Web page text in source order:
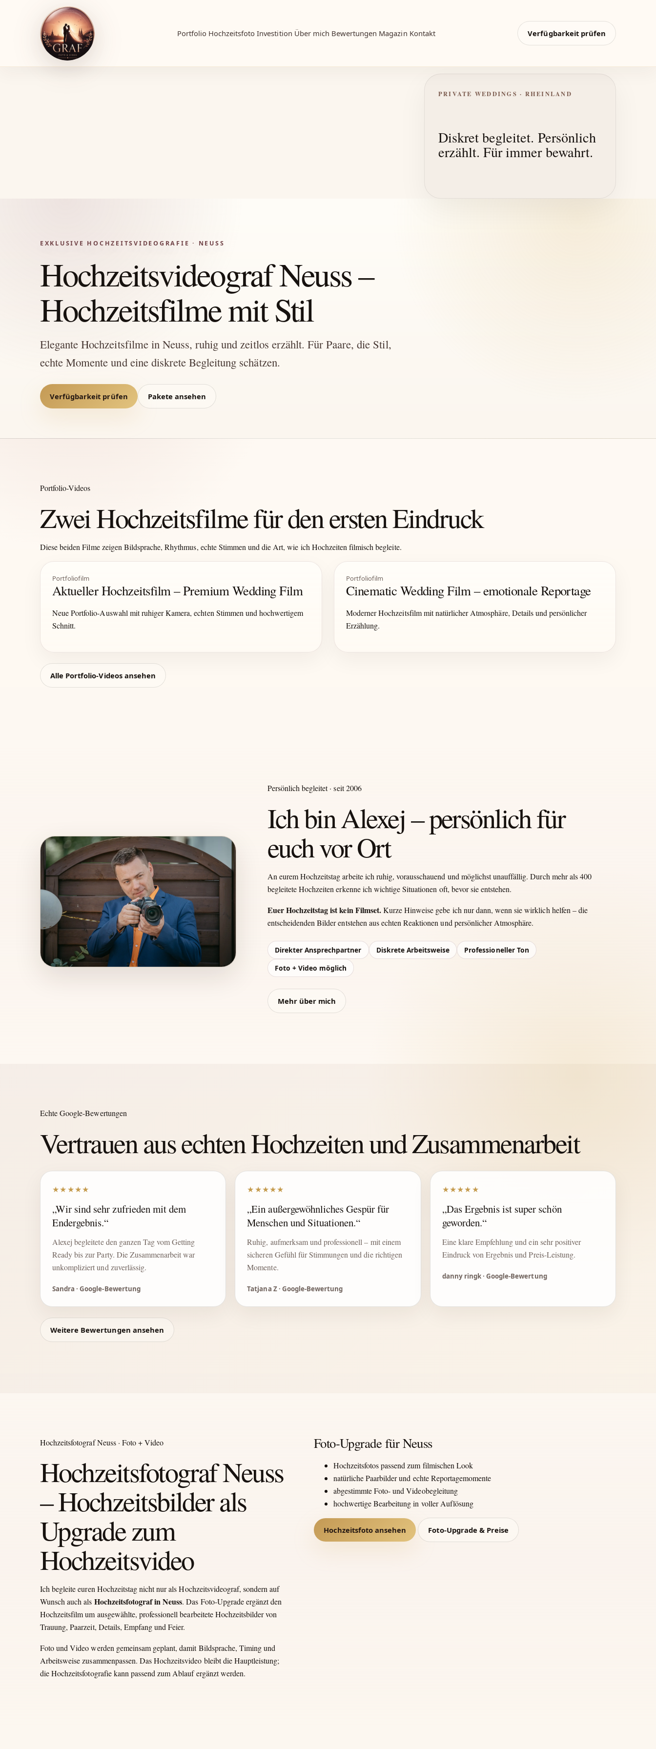
Portfolio Hochzeitsfoto Investition Über mich Bewertungen Magazin Kontakt Verfügbarkeit prüfen
PRIVATE WEDDINGS · RHEINLAND
Diskret begleitet. Persönlich
erzählt. Für immer bewahrt.
EXKLUSIVE HOCHZEITSVIDEOGRAFIE · NEUSS
Hochzeitsvideograf Neuss –
Hochzeitsfilme mit Stil
Elegante Hochzeitsfilme in Neuss, ruhig und zeitlos erzählt. Für Paare, die Stil,
echte Momente und eine diskrete Begleitung schätzen.
Verfügbarkeit prüfen Pakete ansehen
Portfolio-Videos
Zwei Hochzeitsfilme für den ersten Eindruck
Diese beiden Filme zeigen Bildsprache, Rhythmus, echte Stimmen und die Art, wie ich Hochzeiten filmisch begleite.
Portfoliofilm
Aktueller Hochzeitsfilm – Premium Wedding Film
Neue Portfolio-Auswahl mit ruhiger Kamera, echten Stimmen und hochwertigem
Schnitt.
Portfoliofilm
Cinematic Wedding Film – emotionale Reportage
Moderner Hochzeitsfilm mit natürlicher Atmosphäre, Details und persönlicher
Erzählung.
Alle Portfolio-Videos ansehen
Persönlich begleitet · seit 2006
Ich bin Alexej – persönlich für
euch vor Ort
An eurem Hochzeitstag arbeite ich ruhig, vorausschauend und möglichst unauffällig. Durch mehr als 400
begleitete Hochzeiten erkenne ich wichtige Situationen oft, bevor sie entstehen.
Euer Hochzeitstag ist kein Filmset.Kurze Hinweise gebe ich nur dann, wenn sie wirklich helfen – die
entscheidenden Bilder entstehen aus echten Reaktionen und persönlicher Atmosphäre.
Direkter Ansprechpartner Diskrete Arbeitsweise
Professioneller Ton
Foto + Video möglich
Mehr über mich
Echte Google-Bewertungen
Vertrauen aus echten Hochzeiten und Zusammenarbeit
★★★★★
„Wir sind sehr zufrieden mit dem
Endergebnis.“
Alexej begleitete den ganzen Tag vom Getting
Ready bis zur Party. Die Zusammenarbeit war
unkompliziert und zuverlässig.
Sandra · Google-Bewertung
★★★★★
„Ein außergewöhnliches Gespür für
Menschen und Situationen.“
Ruhig, aufmerksam und professionell – mit einem
sicheren Gefühl für Stimmungen und die richtigen
Momente.
Tatjana Z · Google-Bewertung
★★★★★
„Das Ergebnis ist super schön
geworden.“
Eine klare Empfehlung und ein sehr positiver
Eindruck von Ergebnis und Preis-Leistung.
danny ringk · Google-Bewertung
Weitere Bewertungen ansehen
Hochzeitsfotograf Neuss · Foto + Video
Hochzeitsfotograf Neuss
– Hochzeitsbilder als
Upgrade zum
Hochzeitsvideo
Ich begleite euren Hochzeitstag nicht nur als Hochzeitsvideograf, sondern auf
Wunsch auch als Hochzeitsfotograf in Neuss. Das Foto-Upgrade ergänzt den
Hochzeitsfilm um ausgewählte, professionell bearbeitete Hochzeitsbilder von
Trauung, Paarzeit, Details, Empfang und Feier.
Foto und Video werden gemeinsam geplant, damit Bildsprache, Timing und
Arbeitsweise zusammenpassen. Das Hochzeitsvideo bleibt die Hauptleistung;
die Hochzeitsfotografie kann passend zum Ablauf ergänzt werden.
Foto-Upgrade für Neuss
Hochzeitsfotos passend zum filmischen Look
natürliche Paarbilder und echte Reportagemomente
abgestimmte Foto- und Videobegleitung
hochwertige Bearbeitung in voller Auflösung
Hochzeitsfoto ansehen Foto-Upgrade & Preise